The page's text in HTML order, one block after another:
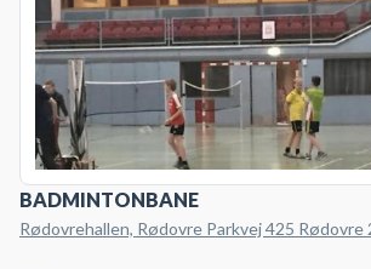
BADMINTONBANE
Rødovrehallen, Rødovre Parkvej 425 Rødovre